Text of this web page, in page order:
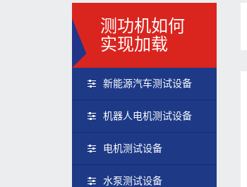
测功机如何
实现加载
新能源汽车测试设备
机器人电机测试设备
电机测试设备
水泵测试设备